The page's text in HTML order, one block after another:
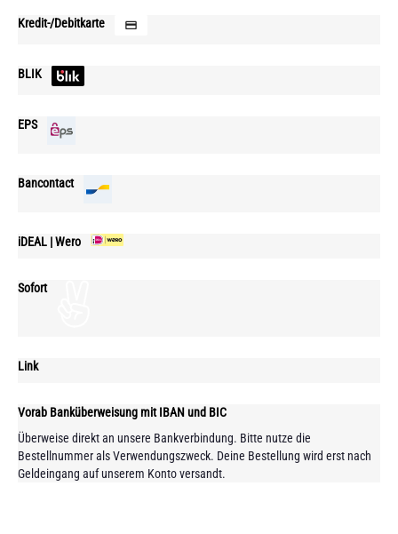
Kredit-/Debitkarte
BLIK
EPS
Bancontact
iDEAL | Wero
Sofort
Link
Vorab Banküberweisung mit IBAN und BIC
Überweise direkt an unsere Bankverbindung. Bitte nutze die
Bestellnummer als Verwendungszweck. Deine Bestellung wird erst nach
Geldeingang auf unserem Konto versandt.